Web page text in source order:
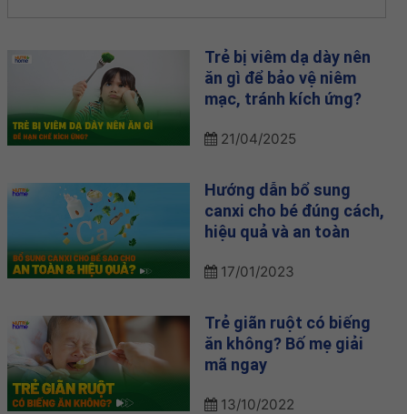
Trẻ bị viêm dạ dày nên
ăn gì để bảo vệ niêm
mạc, tránh kích ứng?
21/04/2025
Hướng dẫn bổ sung
canxi cho bé đúng cách,
hiệu quả và an toàn
17/01/2023
Trẻ giãn ruột có biếng
ăn không? Bố mẹ giải
mã ngay
13/10/2022